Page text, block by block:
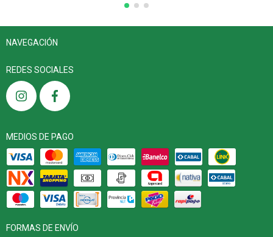
NAVEGACIÓN
REDES SOCIALES
MEDIOS DE PAGO
FORMAS DE ENVÍO